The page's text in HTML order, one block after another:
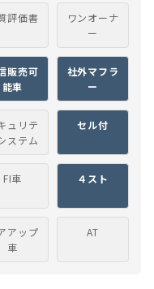
評価書
ワンオーナ
ー
販売可
能車
社外マフラ
ー
ュリテ
ステム
セル付
FI車 ４スト
アップ
車
AT